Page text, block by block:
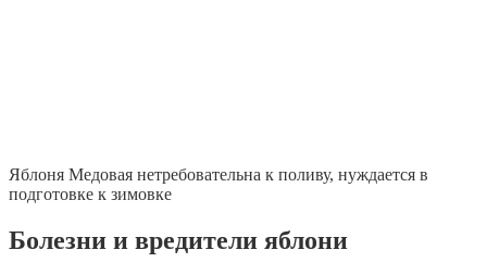
Яблоня Медовая нетребовательна к поливу, нуждается в
подготовке к зимовке
Болезни и вредители яблони